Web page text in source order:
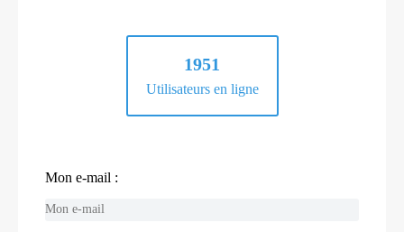
1951
Utilisateurs en ligne
Mon e-mail :